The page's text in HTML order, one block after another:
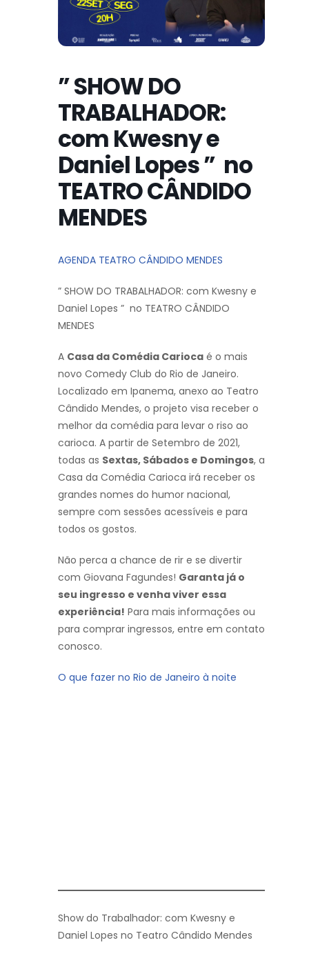
” SHOW DO
TRABALHADOR:
com Kwesny e
Daniel Lopes ” no
TEATRO CÂNDIDO
MENDES
AGENDA TEATRO CÂNDIDO MENDES
” SHOW DO TRABALHADOR: com Kwesny e
Daniel Lopes ” no TEATRO CÂNDIDO
MENDES
A Casa da Comédia Carioca é o mais
novo Comedy Club do Rio de Janeiro.
Localizado em Ipanema, anexo ao Teatro
Cândido Mendes, o projeto visa receber o
melhor da comédia para levar o riso ao
carioca. A partir de Setembro de 2021,
todas as Sextas, Sábados e Domingos, a
Casa da Comédia Carioca irá receber os
grandes nomes do humor nacional,
sempre com sessões acessíveis e para
todos os gostos.
Não perca a chance de rir e se divertir
com Giovana Fagundes! Garanta já o
seu ingresso e venha viver essa
experiência! Para mais informações ou
para comprar ingressos, entre em contato
conosco.
O que fazer no Rio de Janeiro à noite
Show do Trabalhador: com Kwesny e
Daniel Lopes no Teatro Cândido Mendes